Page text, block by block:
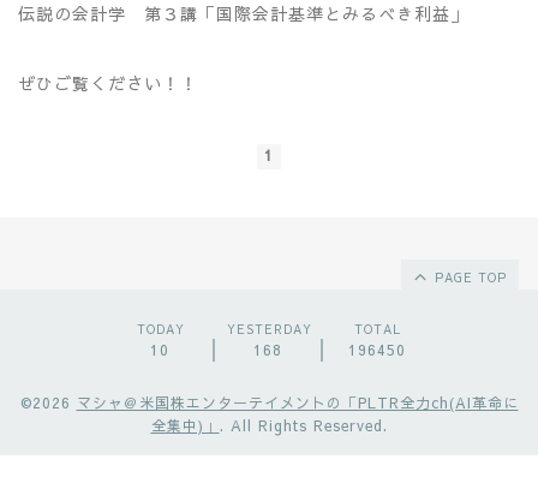
伝説の会計学 第３講「国際会計基準とみるべき利益」
ぜひご覧ください！！
1
PAGE TOP
TODAY
10
YESTERDAY
168
TOTAL
196450
©2026 マシャ＠米国株エンターテイメントの「PLTR全力ch(AI革命に
全集中)」 . All Rights Reserved.